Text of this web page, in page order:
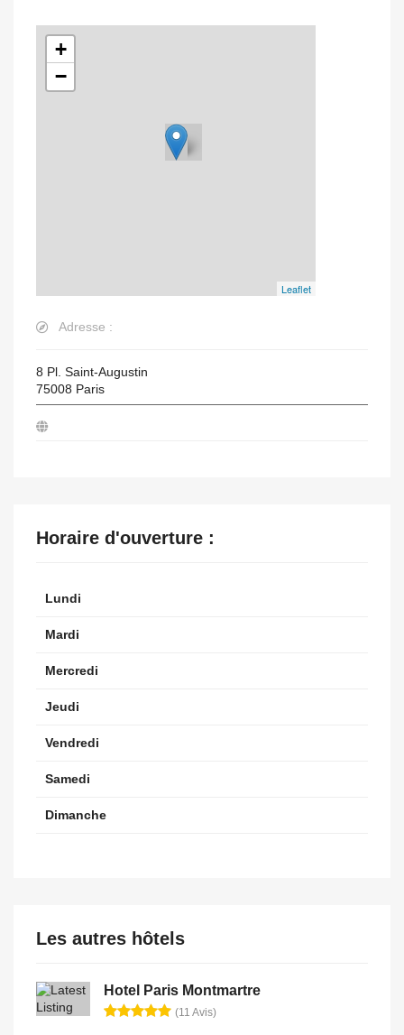
+
−
Leaflet
Adresse :
8 Pl. Saint-Augustin
75008 Paris
Horaire d'ouverture :
Lundi
Mardi
Mercredi
Jeudi
Vendredi
Samedi
Dimanche
Les autres hôtels
Hotel Paris Montmartre
(11 Avis)